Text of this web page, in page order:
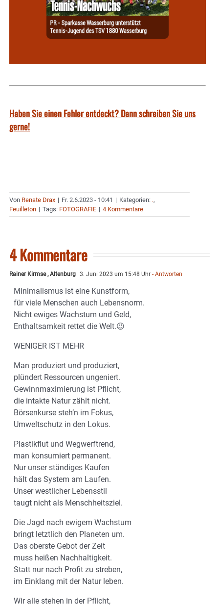
Haben Sie einen Fehler entdeckt? Dann schreiben Sie uns
gerne!
Von Renate Drax | Fr. 2.6.2023 - 10:41 | Kategorien: .,
Feuilleton | Tags: FOTOGRAFIE | 4 Kommentare
4 Kommentare
Rainer Kirmse , Altenburg 3. Juni 2023 um 15:48 Uhr - Antworten
Minimalismus ist eine Kunstform,
für viele Menschen auch Lebensnorm.
Nicht ewiges Wachstum und Geld,
Enthaltsamkeit rettet die Welt.😉
WENIGER IST MEHR
Man produziert und produziert,
plündert Ressourcen ungeniert.
Gewinnmaximierung ist Pflicht,
die intakte Natur zählt nicht.
Börsenkurse steh’n im Fokus,
Umweltschutz in den Lokus.
Plastikflut und Wegwerftrend,
man konsumiert permanent.
Nur unser ständiges Kaufen
hält das System am Laufen.
Unser westlicher Lebensstil
taugt nicht als Menschheitsziel.
Die Jagd nach ewigem Wachstum
bringt letztlich den Planeten um.
Das oberste Gebot der Zeit
muss heißen Nachhaltigkeit.
Statt nur nach Profit zu streben,
im Einklang mit der Natur leben.
Wir alle stehen in der Pflicht,